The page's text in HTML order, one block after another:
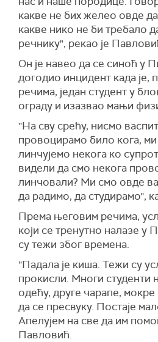
какве не бих желео овде
какве нико не би требало
речнику", рекао је
Он је навео да се синоћ у
догодио инцидент када је,
речима, један студент у
ограду и изазвао мањи
''На сву срећу, нисмо
провоцирамо било кога,
линчујемо некога ко
видели да смо некога
линчовали? Ми смо овде
да радимо, да студирамо'',
Према његовим речима,
који се тренутно налазе у
су тежи због времена.
''Падала је киша. Тежи су
прокисли. Многи студенти
одећу, друге чарапе, мокре
да се пресвуку. Постаје
Апелујем на све да им
Павловић.